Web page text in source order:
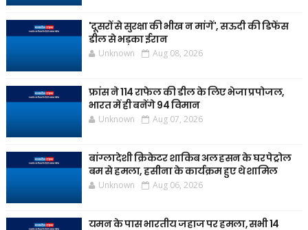
'दूसरों से सुरक्षा की भीख न मांगें', सऊदी की डिफेंस
डील से भड़का ईरान
Unknown Aug 08, 2026
फ्रांस ने 114 राफेल की डील के लिए भेजा प्रपोजल,
भारत में ही बनेंगे 94 विमान
Unknown Aug 07, 2026
बांग्लादेशी क्रिकेटर शाकिब अल हसन के घर पेट्रोल
बम से हमला, हसीना के कार्यक्रम हुए थे शामिल
Unknown Aug 06, 2026
यमन के पास भारतीय जहाज पर हमला, सभी 14